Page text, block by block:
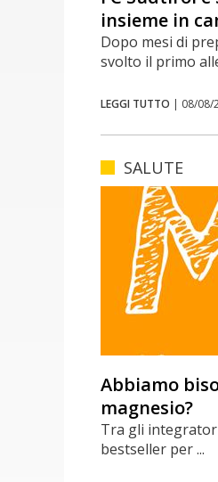
insieme in
Dopo mesi di
svolto il primo
LEGGI TUTTO | 08/08/
SALUTE
Abbiamo
magnesio?
Tra gli
bestseller per ...